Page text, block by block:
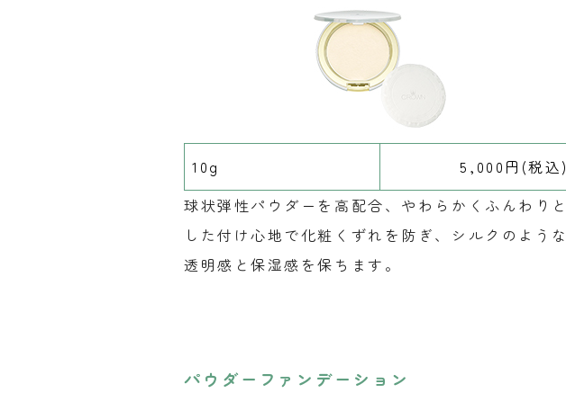
10g
5,000円(税込)
球状弾性パウダーを高配合、やわらかくふんわりと
した付け心地で化粧くずれを防ぎ、シルクのような
透明感と保湿感を保ちます。
パウダーファンデーション